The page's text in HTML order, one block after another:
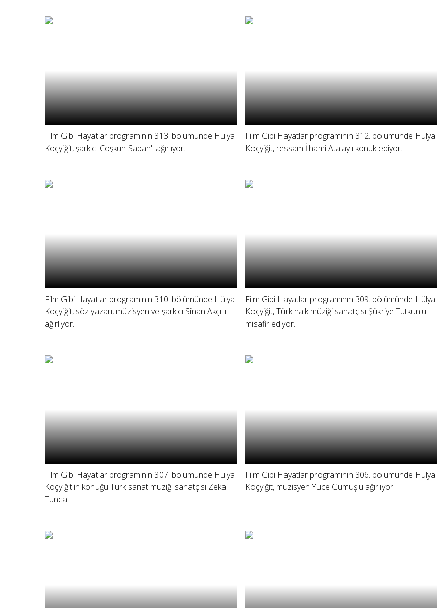
Film Gibi Hayatlar programının 313. bölümünde Hülya
Koçyiğit, şarkıcı Coşkun Sabah'ı ağırlıyor.
Film Gibi Hayatlar programının 312. bölümünde Hülya
Koçyiğit, ressam İlhami Atalay'ı konuk ediyor.
Film Gibi Hayatlar programının 310. bölümünde Hülya
Koçyiğit, söz yazarı, müzisyen ve şarkıcı Sinan Akçıl'ı
ağırlıyor.
Film Gibi Hayatlar programının 309. bölümünde Hülya
Koçyiğit, Türk halk müziği sanatçısı Şükriye Tutkun'u
misafir ediyor.
Film Gibi Hayatlar programının 307. bölümünde Hülya
Koçyiğit'in konuğu Türk sanat müziği sanatçısı Zekai
Tunca.
Film Gibi Hayatlar programının 306. bölümünde Hülya
Koçyiğit, müzisyen Yüce Gümüş'ü ağırlıyor.